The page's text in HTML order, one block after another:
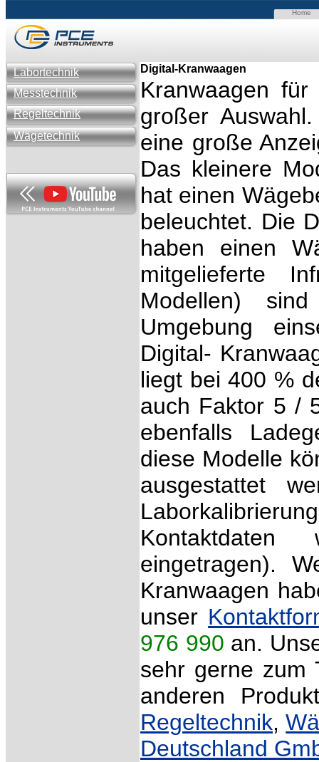
Home
Labortechnik
Messtechnik
Regeltechnik
Wägetechnik
Digital-Kranwaagen
Kranwaagen für
großer
eine große
Das kleinere
hat einen
beleuchtet. Die
haben einen
mitgelieferte
Modellen)
Umgebung
Digital-
liegt bei 400 %
auch Faktor 5 /
ebenfalls
diese Modelle
ausgestattet
eingetragen).
Kranwaagen
unser
976 990 an.
sehr gerne zum
anderen
Regeltechnik,
Deutschland